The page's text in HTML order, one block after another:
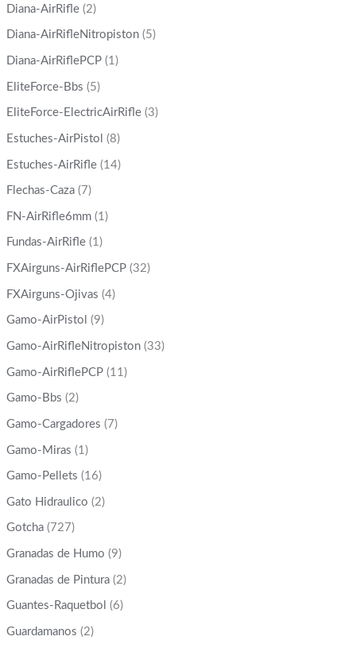
Diana-AirRifle (2)
Diana-AirRifleNitropiston (5)
Diana-AirRiflePCP (1)
EliteForce-Bbs (5)
EliteForce-ElectricAirRifle (3)
Estuches-AirPistol (8)
Estuches-AirRifle (14)
Flechas-Caza (7)
FN-AirRifle6mm (1)
Fundas-AirRifle (1)
FXAirguns-AirRiflePCP (32)
FXAirguns-Ojivas (4)
Gamo-AirPistol (9)
Gamo-AirRifleNitropiston (33)
Gamo-AirRiflePCP (11)
Gamo-Bbs (2)
Gamo-Cargadores (7)
Gamo-Miras (1)
Gamo-Pellets (16)
Gato Hidraulico (2)
Gotcha (727)
Granadas de Humo (9)
Granadas de Pintura (2)
Guantes-Raquetbol (6)
Guardamanos (2)